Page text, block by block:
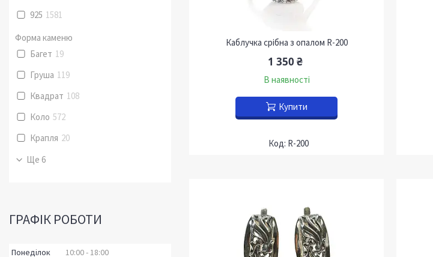
Каблучка срібна з опалом R-200
1 350 ₴
В наявності
Купити
R-200
925 1581
Форма каменю
Багет 19
Груша 119
Квадрат 108
Коло 572
Крапля 20
Ще 6
ГРАФІК РОБОТИ
Понеділок 10:00 18:00